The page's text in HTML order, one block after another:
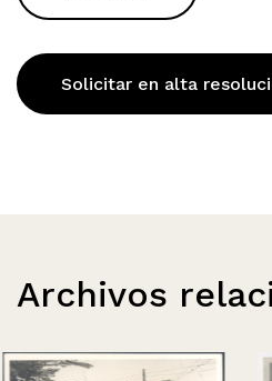
Solicitar en alta
Archivos